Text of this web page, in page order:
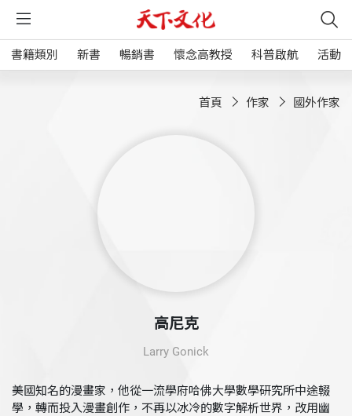
書籍類別 新書 暢銷書 懷念高教授 科普啟航 活動
首頁 作家 國外作家
高尼克
Larry Gonick
美國知名的漫畫家，他從一流學府哈佛大學數學研究所中途輟
學，轉而投入漫畫創作，不再以冰冷的數字解析世界，改用幽